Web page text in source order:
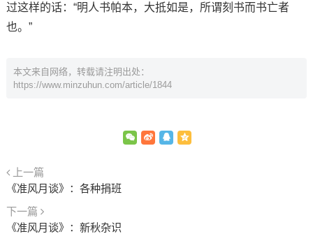
过这样的话：“明人书帕本，大抵如是，所谓刻书而书亡者
也。”
本文来自网络，转载请注明出处：
https://www.minzuhun.com/article/1844
上一篇
《准风月谈》：各种捐班
下一篇
《准风月谈》：新秋杂识